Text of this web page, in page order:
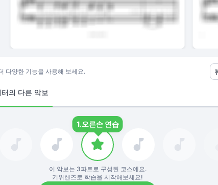
다양한 기능을 사용해 보세요.
의 다른 악보
1.오른손 연습
이 악보는 3파트로 구성된 코스에요.
키위핸즈로 학습을 시작해보세요!